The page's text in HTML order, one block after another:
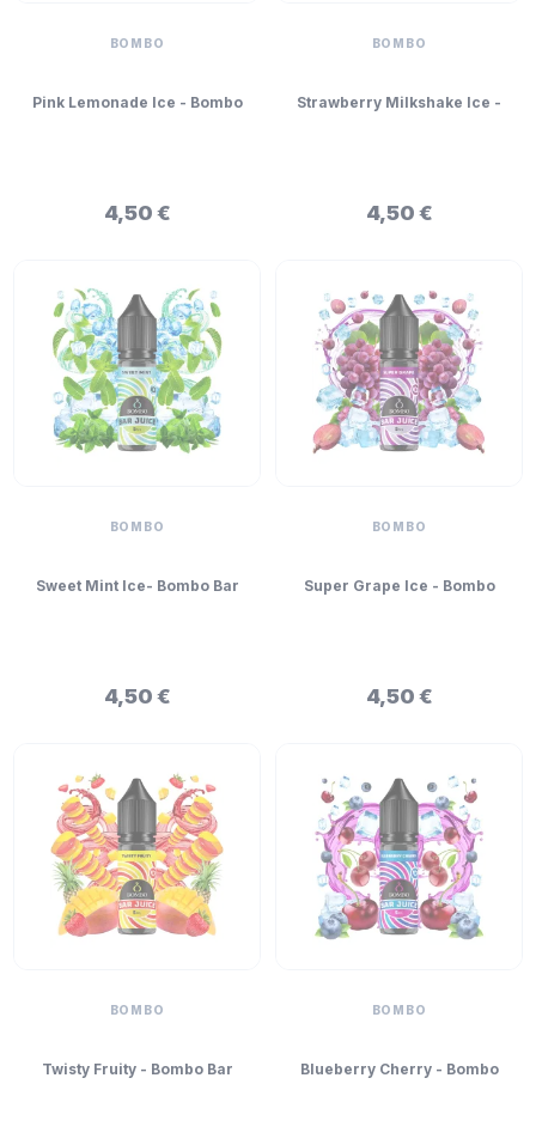
BOMBO
Pink Lemonade Ice - Bombo
4,50 €
BOMBO
Strawberry Milkshake Ice -
4,50 €
BOMBO
Sweet Mint Ice- Bombo Bar
4,50 €
BOMBO
Super Grape Ice - Bombo
4,50 €
BOMBO
Twisty Fruity - Bombo Bar
BOMBO
Blueberry Cherry - Bombo